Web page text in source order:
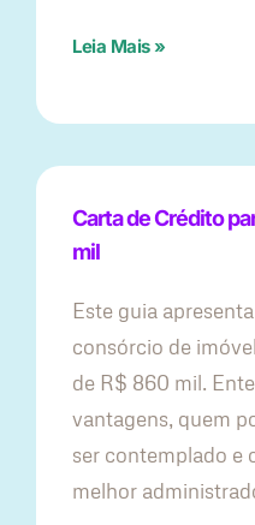
Leia Mais »
Carta de Crédito
mil
Este guia
consórcio de
de R$ 860 mil.
vantagens, quem
ser contemplado e
melhor